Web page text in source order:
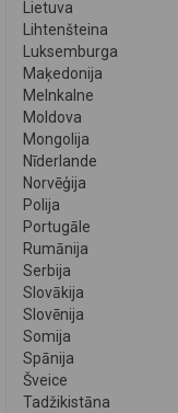
Lietuva
Lihtenšteina
Luksemburga
Maķedonija
Melnkalne
Moldova
Mongolija
Nīderlande
Norvēģija
Polija
Portugāle
Rumānija
Serbija
Slovākija
Slovēnija
Somija
Spānija
Šveice
Tadžikistāna